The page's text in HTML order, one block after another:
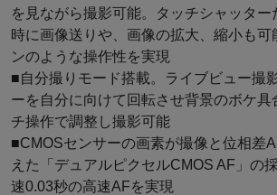
を見ながら撮影可能。タッチシャッター
時に画像送りや、画像の拡大、縮小も可
ンのような操作性を実現
■自分撮りモード搭載。ライブビュー撮
ーを自分に向けて回転させ背景のボケ具
チ操作で調整し撮影可能
■CMOSセンサーの画素が撮像と位相差
えた「デュアルピクセルCMOS AF」の
速0.03秒の高速AFを実現